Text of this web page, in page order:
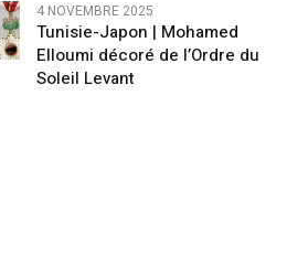
4 NOVEMBRE 2025
Tunisie-Japon | Mohamed
Elloumi décoré de l’Ordre du
Soleil Levant